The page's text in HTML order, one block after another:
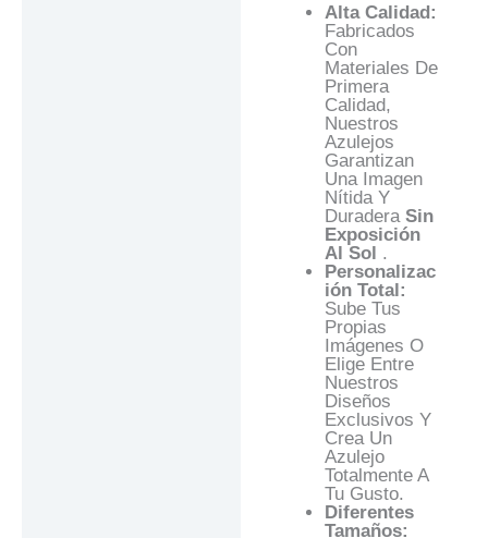
Alta Calidad:
Fabricados
Con
Materiales De
Primera
Calidad,
Nuestros
Azulejos
Garantizan
Una Imagen
Nítida Y
Duradera Sin
Exposición
Al Sol .
Personalizac
Ión Total:
Sube Tus
Propias
Imágenes O
Elige Entre
Nuestros
Diseños
Exclusivos Y
Crea Un
Azulejo
Totalmente A
Tu Gusto.
Diferentes
Tamaños: